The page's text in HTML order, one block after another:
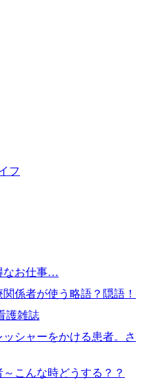
フ
なお仕事…
係者が使う略語？隠語！
護雑誌
シャーをかける患者。さ
こんな時どうする？？